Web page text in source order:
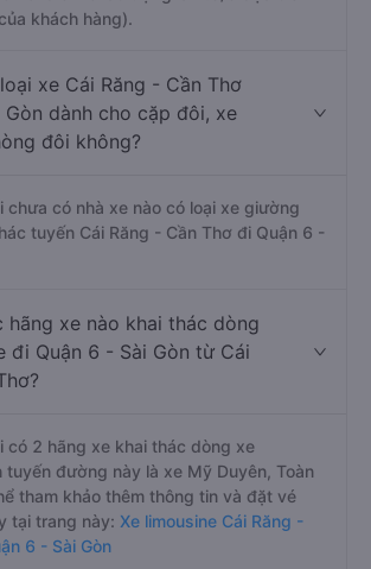
khách hàng).
xe Cái Răng - Cần Thơ
Gòn dành cho cặp đôi, xe
đôi không?
chưa có nhà xe nào có loại xe giường
tuyến Cái Răng - Cần Thơ đi Quận 6 -
hãng xe nào khai thác dòng
đi Quận 6 - Sài Gòn từ Cái
có 2 hãng xe khai thác dòng xe
tuyến đường này là xe Mỹ Duyên, Toàn
tham khảo thêm thông tin và đặt vé
tại trang này: Xe limousine Cái Răng -
6 - Sài Gòn